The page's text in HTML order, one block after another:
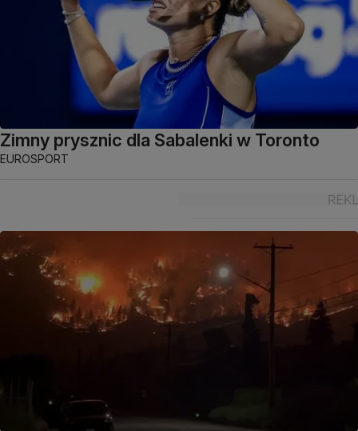
Zimny prysznic dla Sabalenki w Toronto
EUROSPORT